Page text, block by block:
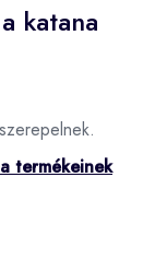
katana
termékeinek